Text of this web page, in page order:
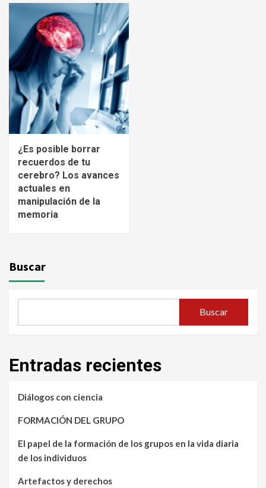
¿Es posible borrar
recuerdos de tu
cerebro? Los avances
actuales en
manipulación de la
memoria
Buscar
Buscar
Entradas recientes
Diálogos con ciencia
FORMACIÓN DEL GRUPO
El papel de la formación de los grupos en la vida diaria
de los individuos
Artefactos y derechos